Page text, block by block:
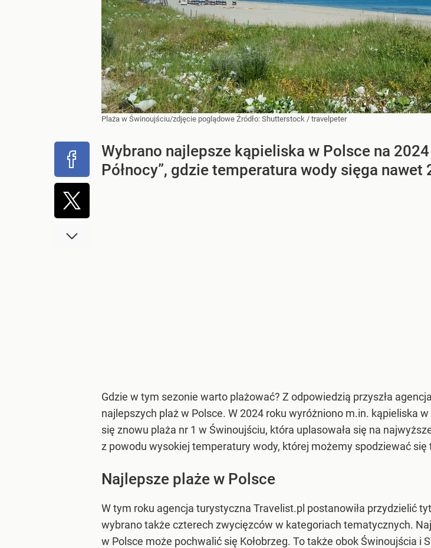
Plaża w Świnoujściu/zdjęcie poglądowe Źródło: Shutterstock / travelpeter
Wybrano najlepsze kąpieliska w Polsce na
Północy”, gdzie temperatura wody sięga nawet
Gdzie w tym sezonie warto plażować? Z odpowiedzią przyszła
najlepszych plaż w Polsce. W 2024 roku wyróżniono m.in. kąpieliska
się znowu plaża nr 1 w Świnoujściu, która uplasowała się na
z powodu wysokiej temperatury wody, której możemy spodziewać
Najlepsze plaże w Polsce
W tym roku agencja turystyczna Travelist.pl postanowiła przydzielić
wybrano także czterech zwycięzców w kategoriach tematycznych.
w Polsce może pochwalić się Kołobrzeg. To także obok Świnoujścia